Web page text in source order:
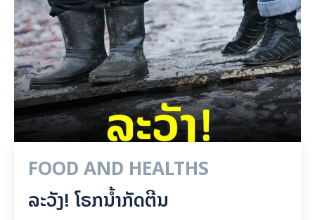
FOOD AND HEALTHS
ລະວັງ! ໂຣກນ້ຳກັດຕີນ